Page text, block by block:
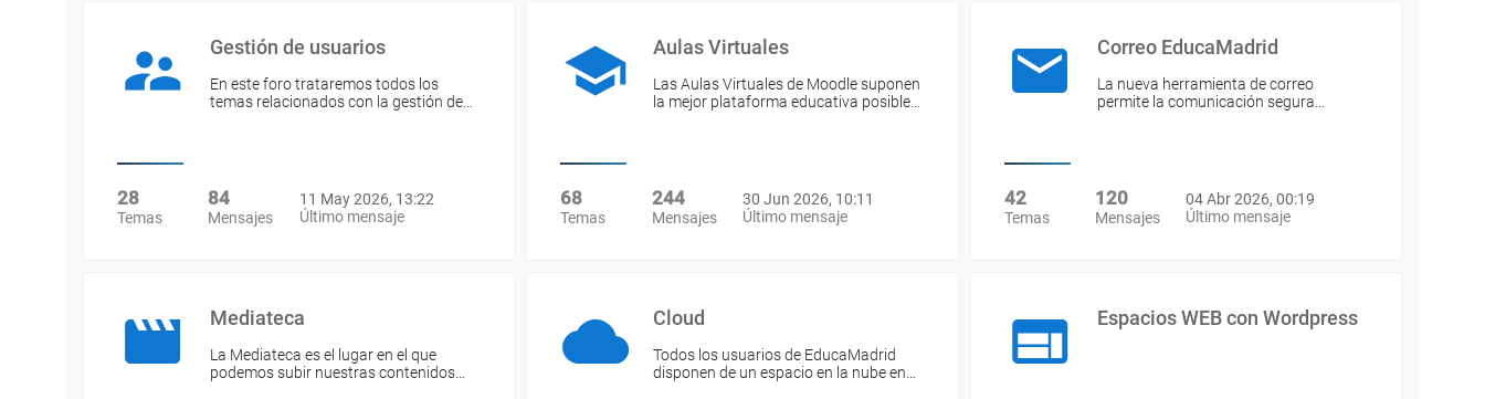
Gestión de usuarios
En este foro trataremos todos los
temas relacionados con la gestión de…
28
Temas
84
Mensajes
11 May 2026, 13:22
Último mensaje
Aulas Virtuales
Las Aulas Virtuales de Moodle suponen
la mejor plataforma educativa posible…
68
Temas
244
Mensajes
30 Jun 2026, 10:11
Último mensaje
Correo EducaMadrid
La nueva herramienta de correo
permite la comunicación segura…
42
Temas
120
Mensajes
04 Abr 2026, 00:19
Último mensaje
Mediateca
La Mediateca es el lugar en el que
podemos subir nuestras contenidos…
Cloud
Todos los usuarios de EducaMadrid
disponen de un espacio en la nube en…
Espacios WEB con Wordpress